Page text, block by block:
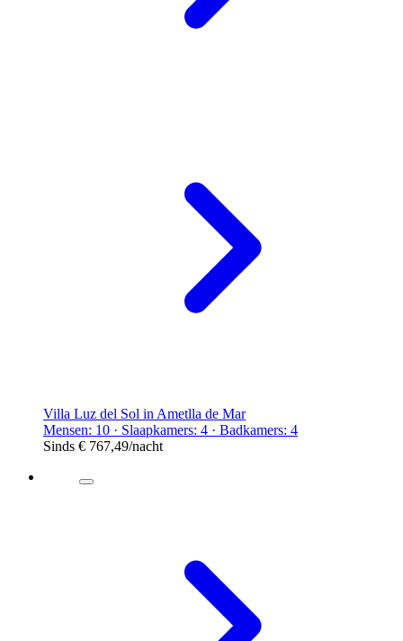
Villa Luz del Sol in Ametlla de Mar
Mensen: 10 · Slaapkamers: 4 · Badkamers: 4
Sinds € 767,49/nacht